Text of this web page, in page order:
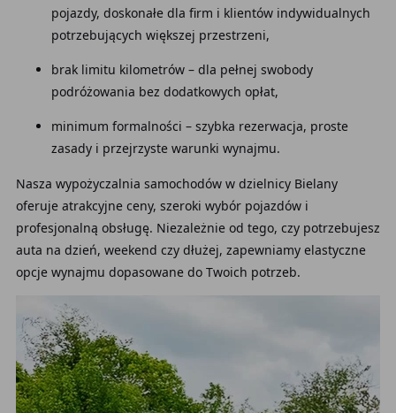
pojazdy, doskonałe dla firm i klientów indywidualnych
potrzebujących większej przestrzeni,
brak limitu kilometrów – dla pełnej swobody
podróżowania bez dodatkowych opłat,
minimum formalności – szybka rezerwacja, proste
zasady i przejrzyste warunki wynajmu.
Nasza wypożyczalnia samochodów w dzielnicy Bielany
oferuje atrakcyjne ceny, szeroki wybór pojazdów i
profesjonalną obsługę. Niezależnie od tego, czy potrzebujesz
auta na dzień, weekend czy dłużej, zapewniamy elastyczne
opcje wynajmu dopasowane do Twoich potrzeb.